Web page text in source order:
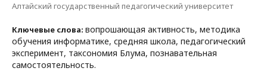
Алтайский государственный педагогический университет
Ключевые слова: вопрошающая активность, методика
обучения информатике, средняя школа, педагогический
эксперимент, таксономия Блума, познавательная
самостоятельность.